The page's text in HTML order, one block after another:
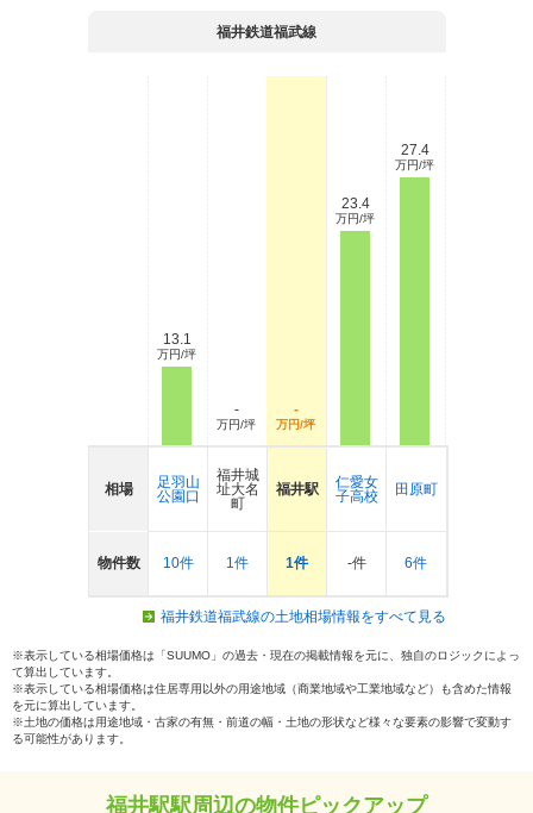
福井鉄道福武線
相場
物件数
13.1
万円/坪
足羽山
公園口
10件
-
万円/坪
福井城
址大名
町
1件
-
万円/坪
福井駅
1件
23.4
万円/坪
仁愛女
子高校
-件
27.4
万円/坪
田原町
6件
福井鉄道福武線の土地相場情報をすべて見る
※表示している相場価格は「SUUMO」の過去・現在の掲載情報を元に、独自のロジックによっ
て算出しています。
※表示している相場価格は住居専用以外の用途地域（商業地域や工業地域など）も含めた情報
を元に算出しています。
※土地の価格は用途地域・古家の有無・前道の幅・土地の形状など様々な要素の影響で変動す
る可能性があります。
福井駅駅周辺の物件ピックアップ